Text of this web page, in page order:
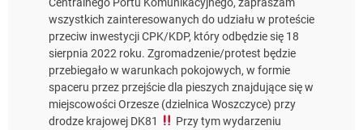
wszystkich zainteresowanych do udziału w proteście
przeciw inwestycji CPK/KDP, który odbędzie się 18
sierpnia 2022 roku. Zgromadzenie/protest będzie
przebiegało w warunkach pokojowych, w formie
spaceru przez przejście dla pieszych znajdujące się w
miejscowości Orzesze (dzielnica Woszczyce) przy
drodze krajowej DK81
Przy tym wydarzeniu